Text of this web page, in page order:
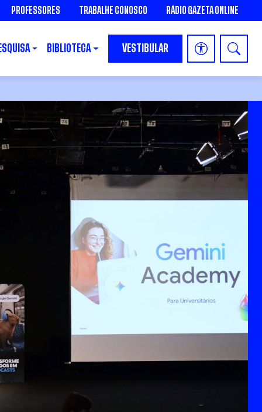
PROFESSORES TRABALHE CONOSCO RÁDIO GAZETA ONLINE
BIBLIOTECA VESTIBULAR